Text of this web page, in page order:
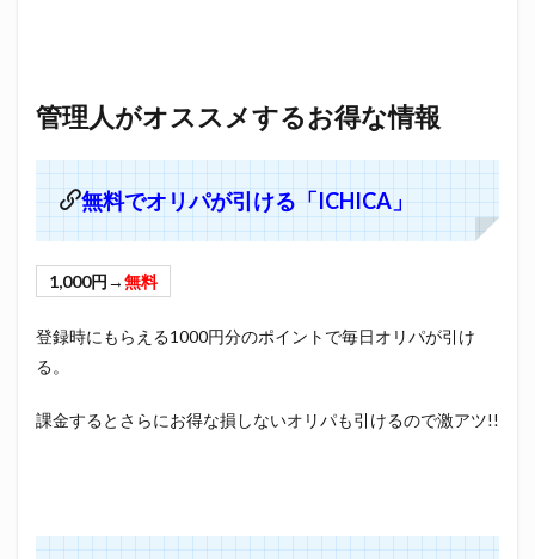
管理人がオススメするお得な情報
無料でオリパが引ける「ICHICA」
1,000円→無料
登録時にもらえる1000円分のポイントで毎日オリパが引け
る。
課金するとさらにお得な損しないオリパも引けるので激アツ!!